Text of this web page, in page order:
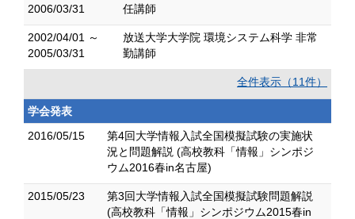
2006/03/31
任講師
2002/04/01 ～
2005/03/31
放送大学大学院 環境システム科学 非常
勤講師
全件表示（11件）
学会発表
2016/05/15
第4回大学情報入試全国模擬試験の実施状
況と問題解説 (高校教科「情報」シンポジ
ウム2016春in名古屋)
2015/05/23
第3回大学情報入試全国模擬試験問題解説
(高校教科「情報」シンポジウム2015春in